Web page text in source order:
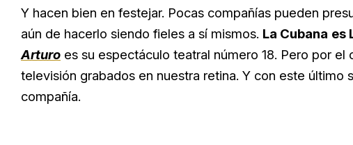
Y hacen bien en festejar. Pocas compañías pueden
aún de hacerlo siendo fieles a sí mismos. La Cubana es
Arturo es su espectáculo teatral número 18. Pero por
televisión grabados en nuestra retina. Y con este último
compañía.